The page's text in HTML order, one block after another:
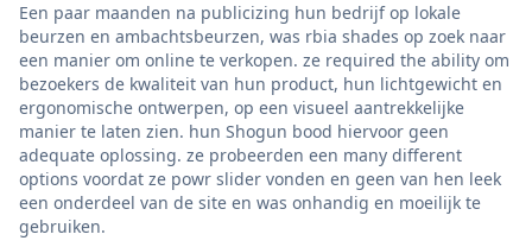
Een paar maanden na publicizing hun bedrijf op lokale
beurzen en ambachtsbeurzen, was rbia shades op zoek naar
een manier om online te verkopen. ze required the ability om
bezoekers de kwaliteit van hun product, hun lichtgewicht en
ergonomische ontwerpen, op een visueel aantrekkelijke
manier te laten zien. hun Shogun bood hiervoor geen
adequate oplossing. ze probeerden een many different
options voordat ze powr slider vonden en geen van hen leek
een onderdeel van de site en was onhandig en moeilijk te
gebruiken.